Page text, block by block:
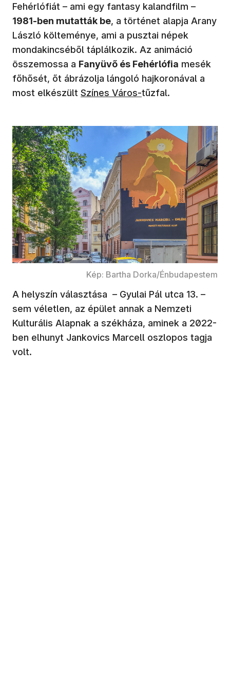
Fehérlófiát – ami egy fantasy kalandfilm –
1981-ben mutatták be, a történet alapja Arany
László költeménye, ami a pusztai népek
mondakincséből táplálkozik. Az animáció
összemossa a Fanyüvő és Fehérlófia mesék
főhősét, őt ábrázolja lángoló hajkoronával a
most elkészült (új ablakban nyílik meg)
Színes Város-tűzfal.
Kép: Bartha Dorka/Énbudapestem
A helyszín választása – Gyulai Pál utca 13. –
sem véletlen, az épület annak a Nemzeti
Kulturális Alapnak a székháza, aminek a 2022-
ben elhunyt Jankovics Marcell oszlopos tagja
volt.